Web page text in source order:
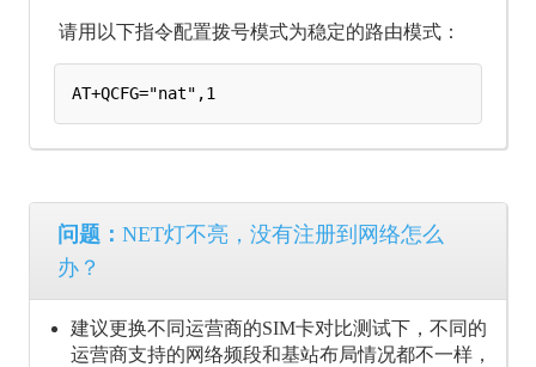
请用以下指令配置拨号模式为稳定的路由模式：
AT+QCFG="nat",1
问题： NET灯不亮，没有注册到网络怎么
办？
建议更换不同运营商的SIM卡对比测试下，不同的
运营商支持的网络频段和基站布局情况都不一样，